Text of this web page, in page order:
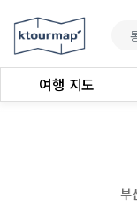
여행 지도
부